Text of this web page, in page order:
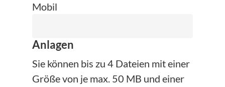
Mobil
Anlagen
Sie können bis zu 4 Dateien mit einer
Größe von je max. 50 MB und einer